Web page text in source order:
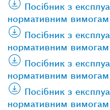
Посібник з
нормативним
Посібник з
нормативним
Посібник з
нормативним
Посібник з
нормативним